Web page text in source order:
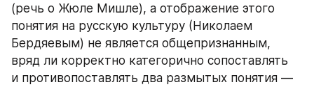
(речь о Жюле Мишле), а отображение этого
понятия на русскую культуру (Николаем
Бердяевым) не является общепризнанным,
вряд ли корректно категорично сопоставлять
и противопоставлять два размытых понятия —